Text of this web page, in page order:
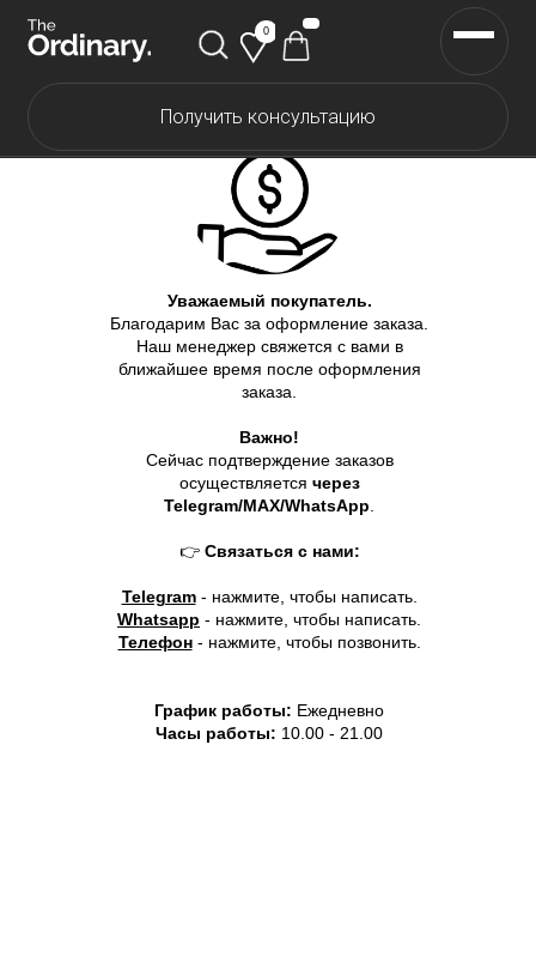
Уважаемый покупатель.
Благодарим Вас за оформление заказа.
Наш менеджер свяжется с вами в
ближайшее время после оформления
заказа.
Важно!
Сейчас подтверждение заказов
осуществляется через
Telegram/MAX/WhatsApp
👉 Связаться с нами:
Telegram- нажмите, чтобы написать.
Whatsapp - нажмите, чтобы написать.
Телефон- нажмите, чтобы позвонить.
График работы: Ежедневно
Часы работы: 10.00 - 21.00
Каталог The Ordinary
Каталог The INKEY
Каталог Корейской косметики
Скидки
Доставка и оплата
Самовывоз
О нас
Блог
Контакты